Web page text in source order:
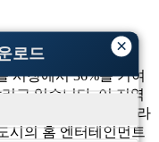
×
로드
시장에서 36%를 기여
고 있습니다. 이 지역
인기가 높아짐에 따라
시의 홈 엔터테인먼트